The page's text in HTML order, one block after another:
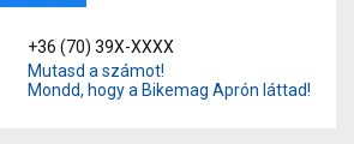
+36 (70) 39X-XXXX
Mutasd a számot!
Mondd, hogy a Bikemag Aprón láttad!